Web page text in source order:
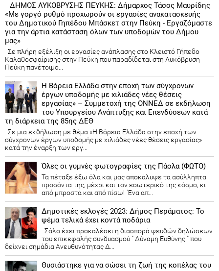
ΔΗΜΟΣ ΛΥΚΟΒΡΥΣΗΣ ΠΕΥΚΗΣ: Δήμαρχος Τάσος Μαυρίδης
«Με γοργό ρυθμό προχωρούν οι εργασίες ανακατασκευής
του Δημοτικού Γηπέδου Μπάσκετ στην Πεύκη - Εργαζόμαστε
για την άρτια κατάσταση όλων των υποδομών του Δήμου
μας»
Σε πλήρη εξέλιξη οι εργασίες ανάπλασης στο Κλειστό Γήπεδο
Καλαθοσφαίρισης στην Πεύκη που παραδίδεται στη Λυκόβρυση
Πεύκη πανέτοιμο...
Η Βόρεια Ελλάδα στην εποχή των σύγχρονων
έργων υποδομής με χιλιάδες νέες θέσεις
εργασίας» – Συμμετοχή της ΟΝΝΕΔ σε εκδήλωση
του Υπουργείου Ανάπτυξης και Επενδύσεων κατά
τη διάρκεια της 85ης ΔΕΘ
Σε μια εκδήλωση με θέμα «Η Βόρεια Ελλάδα στην εποχή των
σύγχρονων έργων υποδομής με χιλιάδες νέες θέσεις εργασίας»
κατά την έναρξη των εργ...
Όλες οι γυμνές φωτογραφίες της Πάολα (ΦΩΤΟ)
Τα πέταξε έξω όλα και μας αποκάλυψε τα ασύλληπτα
προσόντα της, μέχρι και τον εσωτερικό της κόσμο, κι
από μπροστά και από πίσω! Ένα απ...
Δημοτικές εκλογές 2023: Δήμος Περάματος: Το
ψέμα τελικά έχει κοντά ποδάρια
Σάλο έχει προκαλέσει η διασπορά ψευδών δηλώσεων
του επικεφαλής συνδυασμού " Δύναμη Ευθύνης " που
δείχνει σημάδια Ανευθυνότητας Δ...
Θυσιάστηκε για να σώσει τη ζωή της κοπέλας του